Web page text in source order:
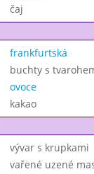
čaj
frankfurtská
buchty s
ovoce
kakao
vývar s krupkami
vařené uzené